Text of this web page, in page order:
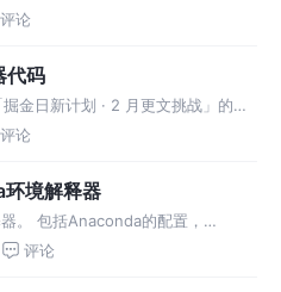
个接受两个参数的函数：第一个参
评论
代码
金日新计划 · 2 月更文挑战」的第
运行远程服务器代码。
评论
境解释器
。 包括Anaconda的配置，
评论